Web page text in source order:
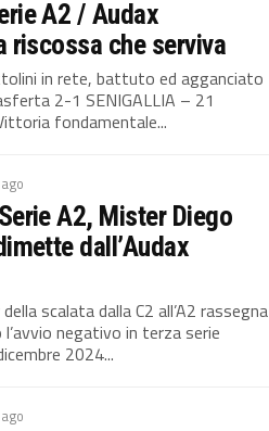
A2 / Audax
riscossa che serviva
in rete, battuto ed agganciato
2-1 SENIGALLIA – 21
fondamentale...
A2, Mister Diego
dall’Audax
scalata dalla C2 all’A2 rassegna
negativo in terza serie
2024...